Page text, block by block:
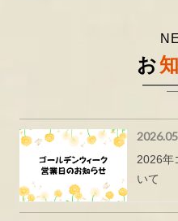
お知
2026年
いて